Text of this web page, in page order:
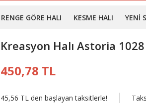
RENGE GÖRE HALI KESME HALI YENI
Kreasyon Halı Astoria 1028
450,78 TL
45,56 TL den başlayan taksitlerle!